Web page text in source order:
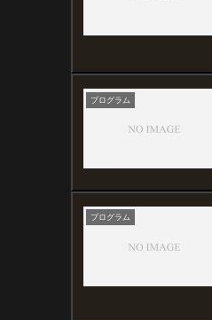
プログラム
プログラム